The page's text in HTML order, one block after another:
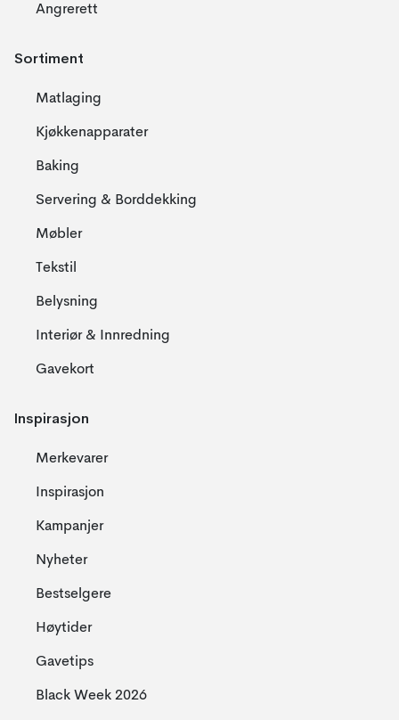
Angrerett
Sortiment
Matlaging
Kjøkkenapparater
Baking
Servering & Borddekking
Møbler
Tekstil
Belysning
Interiør & Innredning
Gavekort
Inspirasjon
Merkevarer
Inspirasjon
Kampanjer
Nyheter
Bestselgere
Høytider
Gavetips
Black Week 2026